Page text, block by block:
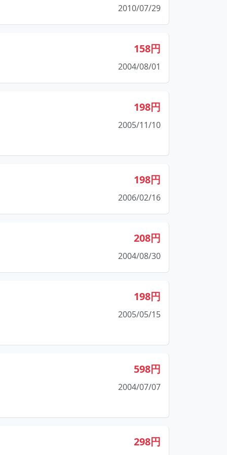
2010/07/29
158円
2004/08/01
198円
2005/11/10
198円
2006/02/16
208円
2004/08/30
198円
2005/05/15
598円
2004/07/07
298円